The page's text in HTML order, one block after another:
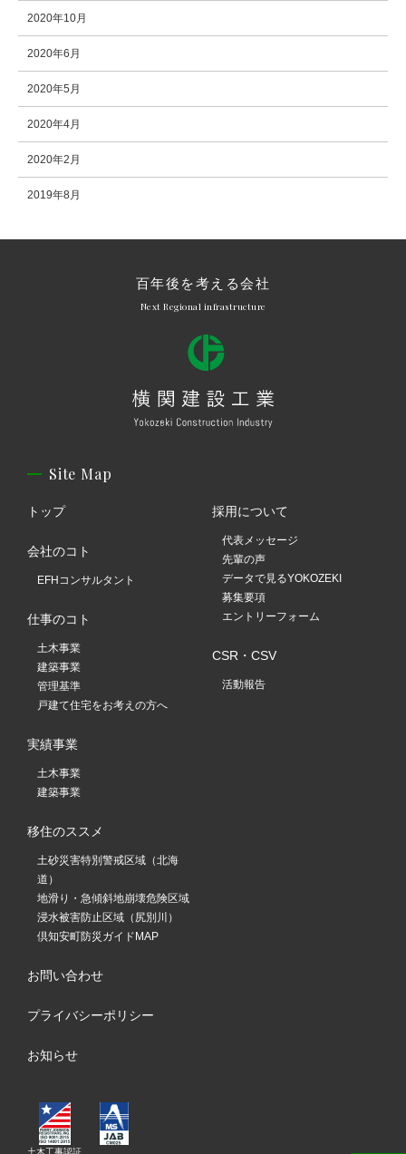
2020年10月
2020年6月
2020年5月
2020年4月
2020年2月
2019年8月
百年後を考える会社
Next Regional infrastructure
Site Map
トップ
会社のコト
EFHコンサルタント
仕事のコト
土木事業
建築事業
管理基準
戸建て住宅をお考えの方へ
実績事業
土木事業
建築事業
採用について
代表メッセージ
先輩の声
データで見るYOKOZEKI
募集要項
エントリーフォーム
CSR・CSV
活動報告
移住のススメ
土砂災害特別警戒区域（北海
道）
地滑り・急傾斜地崩壊危険区域
浸水被害防止区域（尻別川）
倶知安町防災ガイドMAP
お問い合わせ
プライバシーポリシー
お知らせ
土木工事認証